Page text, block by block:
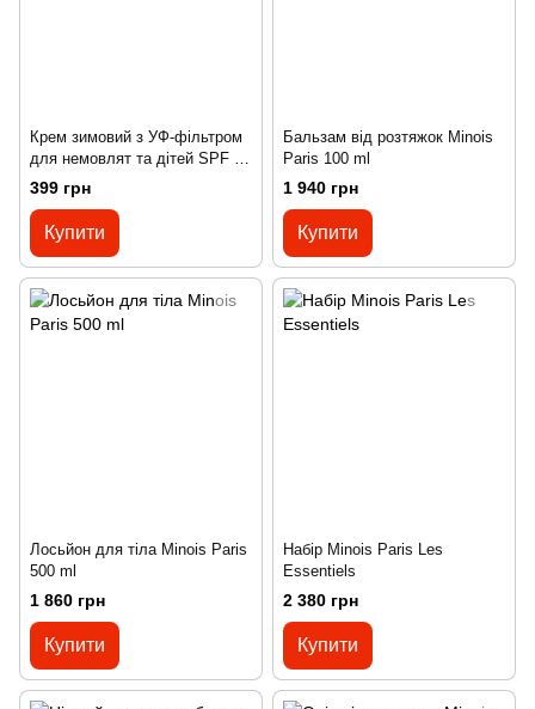
Крем зимовий з УФ-фільтром
для немовлят та дітей SPF 20
Skarb Matki 75 мл
399 грн
Купити
Бальзам від розтяжок Minois
Paris 100 ml
1 940 грн
Купити
Лосьйон для тіла Minois Paris
500 ml
1 860 грн
Купити
Набір Minois Paris Les
Essentiels
2 380 грн
Купити